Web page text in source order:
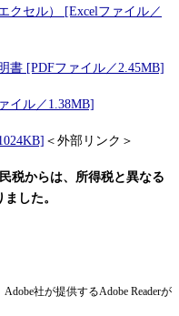
クセル） [Excelファイル／
書 [PDFファイル／2.45MB]
イル／1.38MB]
＜外部リンク＞
税からは、所得税と異なる
した。
社が提供するAdobe Readerが